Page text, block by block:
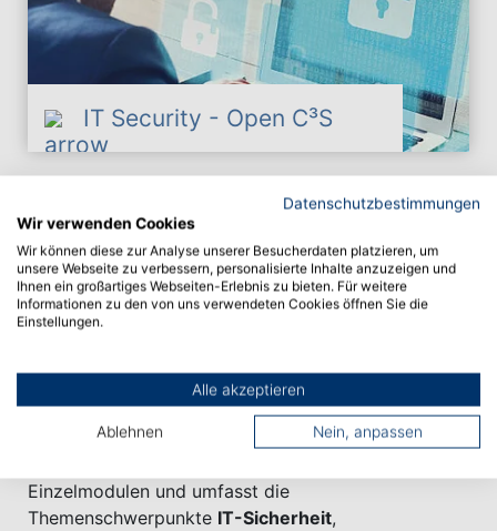
IT Security - Open C³S
Zur Bekämpfung von Cybercrime ist Prävention
unerlässlich. Angriffe häufen sich und werden
zunehmend komplexer, was eine besondere
Qualifizierung der Experten in Behörden und
Unternehmen erfordert. Die Hochschule Albstadt-
Sigmaringen bietet in Kooperation mit neun weiteren
qualitativ hochwertige, wissenschaftliche
Zertifikatsprogramme im Bereich Cyber-Sicherheit
an, die einen hohen Praxisbezug aufweisen. Das
Einzelmodulen und umfasst die
Themenschwerpunkte IT-Sicherheit,
Datenschutzbestimmungen
Wir verwenden Cookies
Wir können diese zur Analyse unserer Besucherdaten platzieren, um
unsere Webseite zu verbessern, personalisierte Inhalte anzuzeigen und
Ihnen ein großartiges Webseiten-Erlebnis zu bieten. Für weitere
Informationen zu den von uns verwendeten Cookies öffnen Sie die
Einstellungen.
Alle akzeptieren
Ablehnen Nein, anpassen